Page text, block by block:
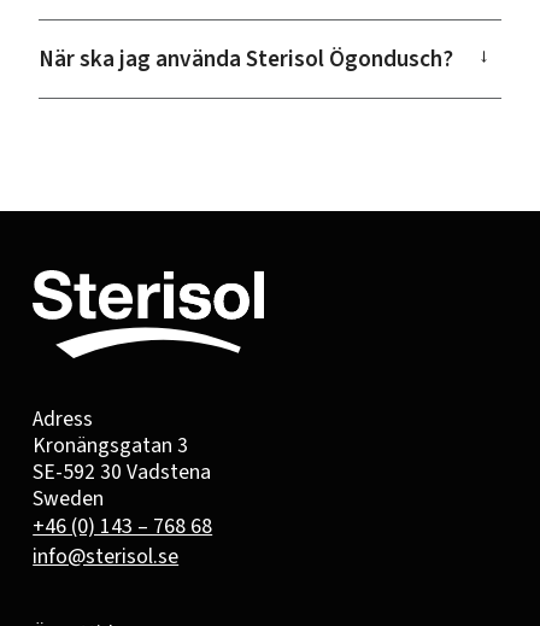
När ska jag använda Sterisol Ögondusch? →
Adress
Kronängsgatan 3
SE-592 30 Vadstena
Sweden
+46 (0) 143 – 768 68
info@sterisol.se